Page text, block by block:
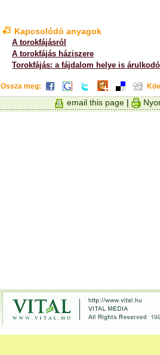
Kapcsolódó anyagok
A torokfájásról
A torokfájás háziszere
Torokfájás: a fájdalom helye is árulkodó
Ossza meg:
email this page|